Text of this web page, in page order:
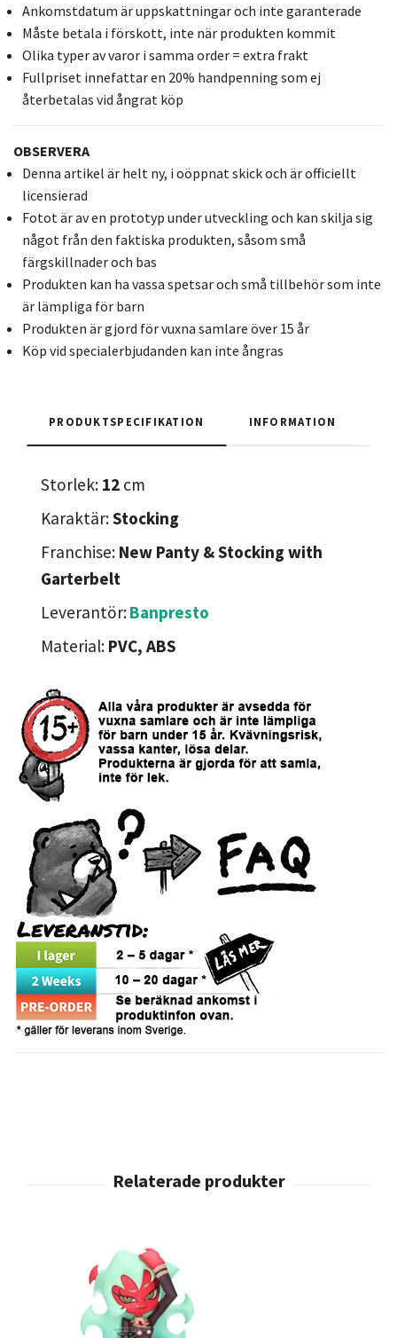
Ankomstdatum är uppskattningar och inte garanterade
Måste betala i förskott, inte när produkten kommit
Olika typer av varor i samma order = extra frakt
Fullpriset innefattar en 20% handpenning som ej
återbetalas vid ångrat köp
OBSERVERA
Denna artikel är helt ny, i oöppnat skick och är officiellt
licensierad
Fotot är av en prototyp under utveckling och kan skilja sig
något från den faktiska produkten, såsom små
färgskillnader och bas
Produkten kan ha vassa spetsar och små tillbehör som inte
är lämpliga för barn
Produkten är gjord för vuxna samlare över 15 år
Köp vid specialerbjudanden kan inte ångras
PRODUKTSPECIFIKATION INFORMATION
Storlek: 12 cm
Karaktär:Stocking
Franchise: New Panty & Stocking with
Garterbelt
Leverantör:Banpresto
Material: PVC, ABS